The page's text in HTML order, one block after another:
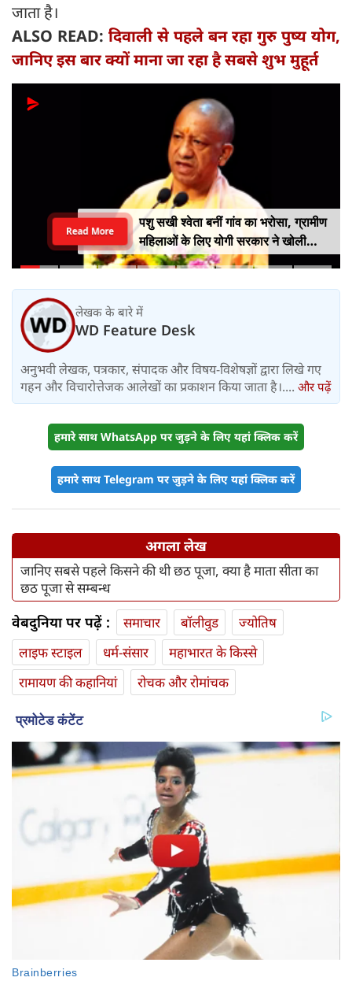
जाता है।
ALSO READ: दिवाली से पहले बन रहा गुरु पुष्य योग,
जानिए इस बार क्यों माना जा रहा है सबसे शुभ मुहूर्त
पशु सखी श्वेता बनीं गांव का भरोसा, ग्रामीण
महिलाओं के लिए योगी सरकार ने खोली
आत्मनिर्भरता की राह
Read More
लेखक के बारे में
WD Feature Desk
अनुभवी लेखक, पत्रकार, संपादक और विषय-विशेषज्ञों द्वारा लिखे गए
गहन और विचारोत्तेजक आलेखों का प्रकाशन किया जाता है।.... और पढ़ें
हमारे साथ WhatsApp पर जुड़ने के लिए यहां क्लिक करें
हमारे साथ Telegram पर जुड़ने के लिए यहां क्लिक करें
अगला लेख
जानिए सबसे पहले किसने की थी छठ पूजा, क्या है माता सीता का
छठ पूजा से सम्बन्ध
वेबदुनिया पर पढ़ें : समाचार बॉलीवुड
ज्योतिष
लाइफ स्‍टाइल
धर्म-संसार
महाभारत के किस्से
रामायण की कहानियां
रोचक और रोमांचक